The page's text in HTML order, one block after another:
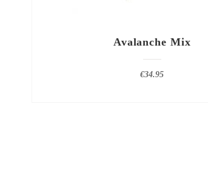
Avalanche Mix
€34.95